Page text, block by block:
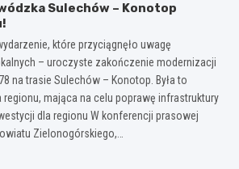
Sulechów – Konotop
które przyciągnęło uwagę
– uroczyste zakończenie modernizacji
na trasie Sulechów – Konotop. Była to
mająca na celu poprawę infrastruktury
dla regionu W konferencji prasowej
Zielonogórskiego,…